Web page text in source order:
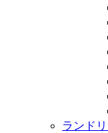
ランド